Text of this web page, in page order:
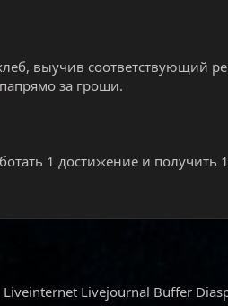
выучив соответствующий
за гроши.
1 достижение и получить
Liveinternet Livejournal Buffer